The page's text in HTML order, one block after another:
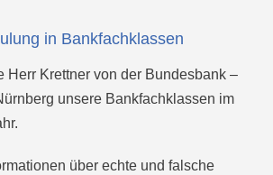
in Bankfachklassen
Herr Krettner von der Bundesbank –
unsere Bankfachklassen im
über echte und falsche